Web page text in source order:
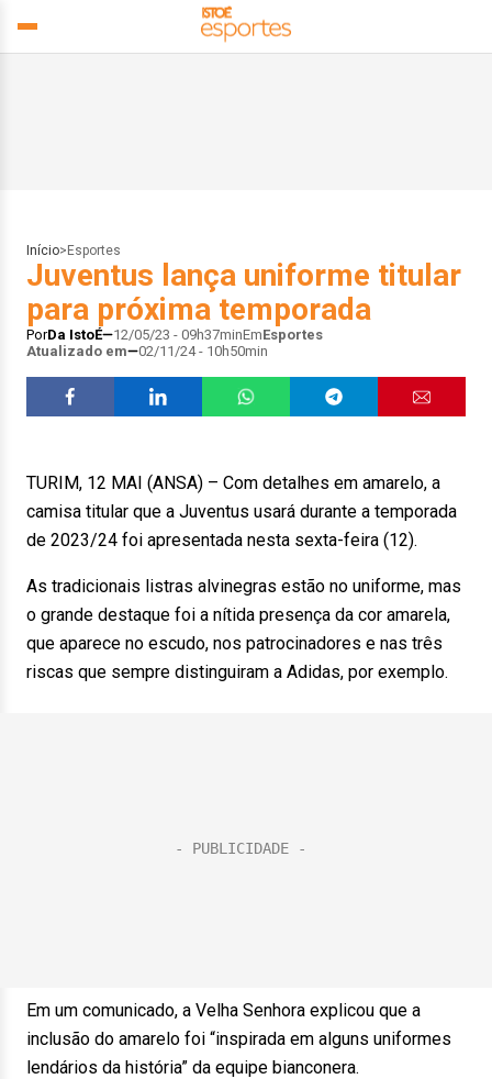
Início> Esportes
Juventus lança uniforme titular
para próxima temporada
PorDa IstoÉ 12/05/23 - 09h37minEmEsportes
Atualizado em
02/11/24 - 10h50min
TURIM, 12 MAI (ANSA) – Com detalhes em amarelo, a
camisa titular que a Juventus usará durante a temporada
de 2023/24 foi apresentada nesta sexta-feira (12).
As tradicionais listras alvinegras estão no uniforme, mas
o grande destaque foi a nítida presença da cor amarela,
que aparece no escudo, nos patrocinadores e nas três
riscas que sempre distinguiram a Adidas, por exemplo.
Em um comunicado, a Velha Senhora explicou que a
inclusão do amarelo foi “inspirada em alguns uniformes
lendários da história” da equipe bianconera.